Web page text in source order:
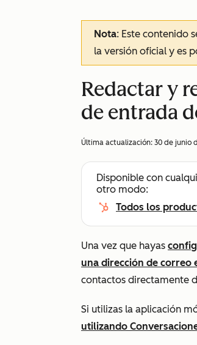
Nota: Este contenido
la versión oficial y es
Redactar y
de entrada
Última actualización: 30 de junio
Disponible con
otro modo:
Todos los
Una vez que hayas
una dirección de correo
contactos directamente
Si utilizas la aplicación
utilizando